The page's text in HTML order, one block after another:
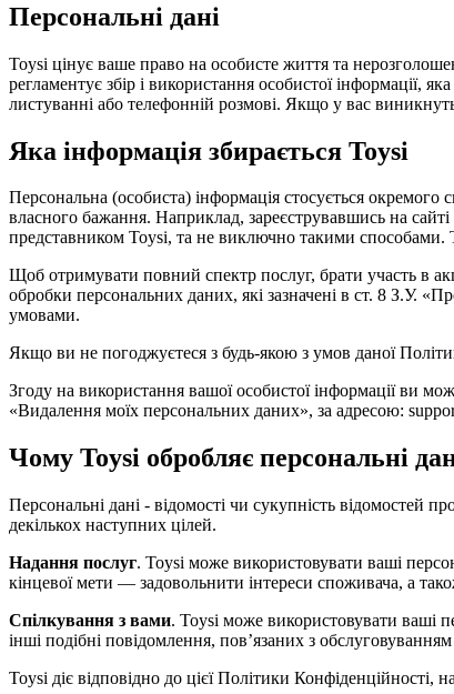
Персональні дані
Toysi цінує ваше право на особисте життя та
регламентує збір і використання особистої інформації,
листуванні або телефонній розмові. Якщо у вас
Яка інформація збирається Toysi
Персональна (особиста) інформація стосується окремого
власного бажання. Наприклад, зареєструвавшись на сайті
представником Toysi, та не виключно такими способами.
Щоб отримувати повний спектр послуг, брати участь в
обробки персональних даних, які зазначені в ст. 8 З.У.
умовами.
Якщо ви не погоджуєтеся з будь-якою з умов даної
Згоду на використання вашої особистої інформації ви
«Видалення моїх персональних даних», за адресою:
Чому Toysi обробляє персональні
Персональні дані - відомості чи сукупність відомостей
декількох наступних цілей.
Надання послуг. Toysi може використовувати ваші
кінцевої мети — задовольнити інтереси споживача, а
Спілкування з вами. Toysi може використовувати ваші
інші подібні повідомлення, пов’язаних з
Toysi діє відповідно до цієї Політики